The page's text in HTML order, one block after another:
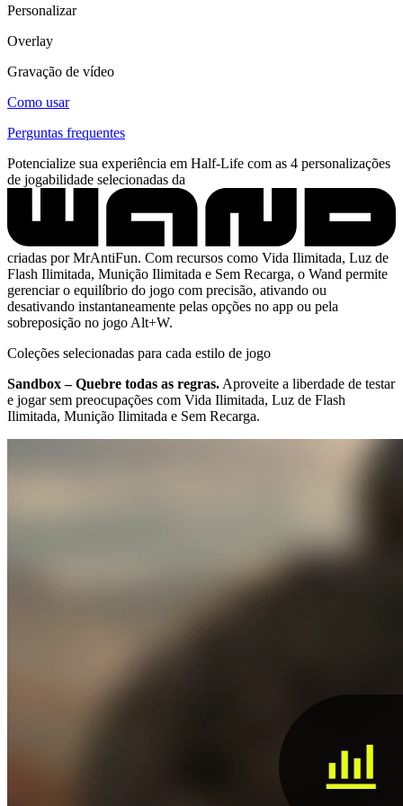
Personalizar
Overlay
Gravação de vídeo
Como usar
Perguntas frequentes
Potencialize sua experiência em Half-Life com as 4 personalizações
de jogabilidade selecionadas da
criadas por MrAntiFun. Com recursos como Vida Ilimitada, Luz de
Flash Ilimitada, Munição Ilimitada e Sem Recarga, o Wand permite
gerenciar o equilíbrio do jogo com precisão, ativando ou
desativando instantaneamente pelas opções no app ou pela
sobreposição no jogo Alt+W.
Coleções selecionadas para cada estilo de jogo
Sandbox – Quebre todas as regras. Aproveite a liberdade de testar
e jogar sem preocupações com Vida Ilimitada, Luz de Flash
Ilimitada, Munição Ilimitada e Sem Recarga.